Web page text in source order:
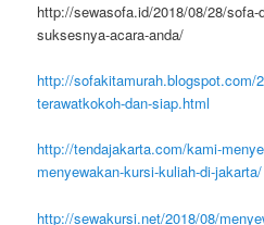
http://sewasofa.id/2018/08/28/
suksesnya-acara-anda/
http://sofakitamurah.blogspot.com/
terawatkokoh-dan-siap.html
http://tendajakarta.com/kami-
menyewakan-kursi-kuliah-di-jakarta/
http://sewakursi.net/2018/08/